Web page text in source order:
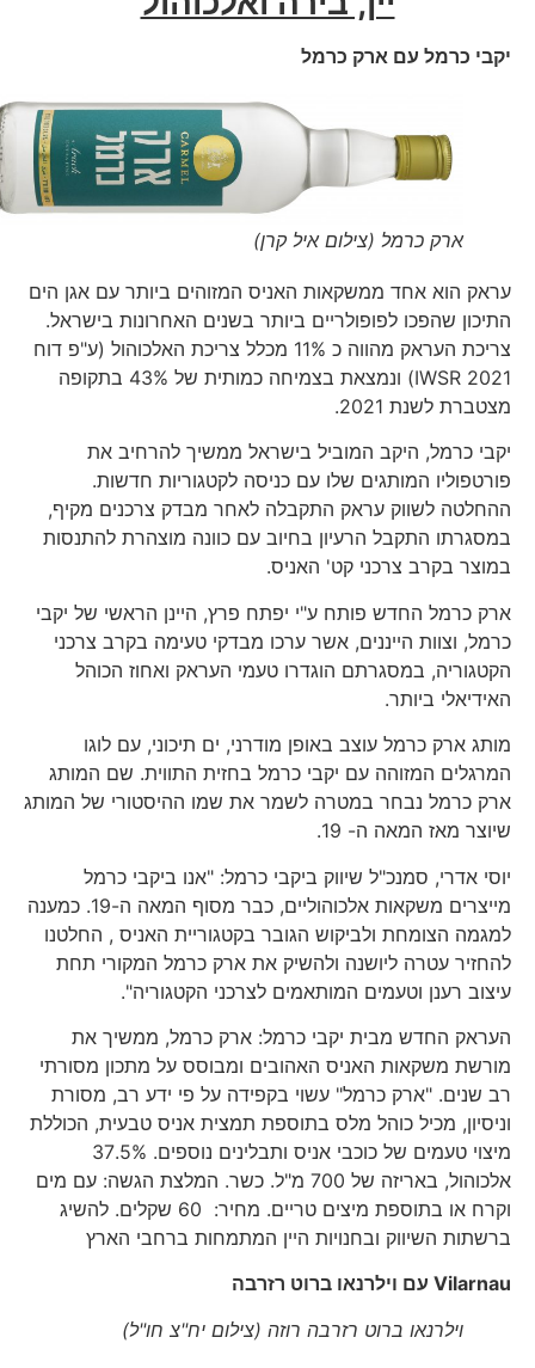
יקבי כרמל עם ארק כרמל
ארק כרמל (צילום איל קרן)
עראק הוא אחד ממשקאות האניס המזוהים ביותר עם אגן הים
התיכון שהפכו לפופולריים ביותר בשנים האחרונות בישראל.
צריכת העראק מהווה כ 11% מכלל צריכת האלכוהול (ע"פ דוח
IWSR 2021) ונמצאת בצמיחה כמותית של 43% בתקופה
מצטברת לשנת 2021.
יקבי כרמל, היקב המוביל בישראל ממשיך להרחיב את
פורטפוליו המותגים שלו עם כניסה לקטגוריות חדשות.
ההחלטה לשווק עראק התקבלה לאחר מבדק צרכנים מקיף,
במסגרתו התקבל הרעיון בחיוב עם כוונה מוצהרת להתנסות
במוצר בקרב צרכני קט' האניס.
ארק כרמל החדש פותח ע"י יפתח פרץ, היינן הראשי של יקבי
כרמל, וצוות הייננים, אשר ערכו מבדקי טעימה בקרב צרכני
הקטגוריה, במסגרתם הוגדרו טעמי העראק ואחוז הכוהל
האידיאלי ביותר.
מותג ארק כרמל עוצב באופן מודרני, ים תיכוני, עם לוגו
המרגלים המזוהה עם יקבי כרמל בחזית התווית. שם המותג
ארק כרמל נבחר במטרה לשמר את שמו ההיסטורי של המותג
שיוצר מאז המאה ה- 19.
יוסי אדרי, סמנכ"ל שיווק ביקבי כרמל: "אנו ביקבי כרמל
מייצרים משקאות אלכוהוליים, כבר מסוף המאה ה-19. כמענה
למגמה הצומחת ולביקוש הגובר בקטגוריית האניס , החלטנו
להחזיר עטרה ליושנה ולהשיק את ארק כרמל המקורי תחת
עיצוב רענן וטעמים המותאמים לצרכני הקטגוריה".
העראק החדש מבית יקבי כרמל: ארק כרמל, ממשיך את
מורשת משקאות האניס האהובים ומבוסס על מתכון מסורתי
רב שנים. "ארק כרמל" עשוי בקפידה על פי ידע רב, מסורת
וניסיון, מכיל כוהל מלס בתוספת תמצית אניס טבעית, הכוללת
מיצוי טעמים של כוכבי אניס ותבלינים נוספים. 37.5%
אלכוהול, באריזה של 700 מ"ל. כשר. המלצת הגשה: עם מים
וקרח או בתוספת מיצים טריים. מחיר: 60 שקלים. להשיג
ברשתות השיווק ובחנויות היין המתמחות ברחבי הארץ
Vilarnauעם וילרנאו ברוט רזרבה
וילרנאו ברוט רזרבה רוזה (צילום יח"צ חו"ל)